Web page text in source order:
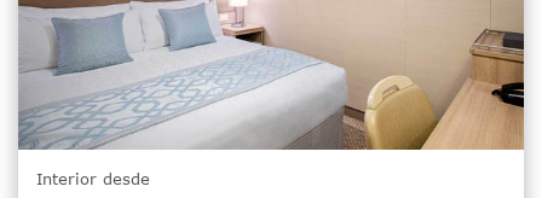
Interior desde